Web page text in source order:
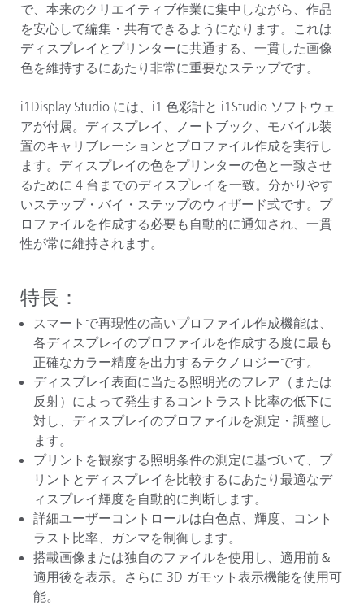
で、本来のクリエイティブ作業に集中しながら、作品
を安心して編集・共有できるようになります。これは
ディスプレイとプリンターに共通する、一貫した画像
色を維持するにあたり非常に重要なステップです。
i1Display Studio には、i1 色彩計と i1Studio ソフトウェ
アが付属。ディスプレイ、ノートブック、モバイル装
置のキャリブレーションとプロファイル作成を実行し
ます。ディスプレイの色をプリンターの色と一致させ
るために 4 台までのディスプレイを一致。分かりやす
いステップ・バイ・ステップのウィザード式です。プ
ロファイルを作成する必要も自動的に通知され、一貫
性が常に維持されます。
特長：
スマートで再現性の高いプロファイル作成機能は、
各ディスプレイのプロファイルを作成する度に最も
正確なカラー精度を出力するテクノロジーです。
ディスプレイ表面に当たる照明光のフレア（または
反射）によって発生するコントラスト比率の低下に
対し、ディスプレイのプロファイルを測定・調整し
ます。
プリントを観察する照明条件の測定に基づいて、プ
リントとディスプレイを比較するにあたり最適なデ
ィスプレイ輝度を自動的に判断します。
詳細ユーザーコントロールは白色点、輝度、コント
ラスト比率、ガンマを制御します。
搭載画像または独自のファイルを使用し、適用前＆
適用後を表示。さらに 3D ガモット表示機能を使用可
能。